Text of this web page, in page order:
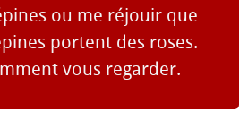
ou me réjouir que
portent des roses.
vous regarder.